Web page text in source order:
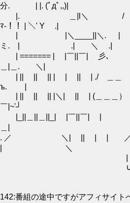
分. | |. (ﾟдﾟ,,)|
|. ＿|l＼ / ● ●
ﾏ‐！！ | ＼' Y .|
| |＼____||＼. |
ミ. | .| ＼ .|
| ======= | |￣||￣| 彡､
＿|＿. ＼|
| || || || | | || | ./ ＿＿
ъ. |
| || || || |＼| || | (＿＿＿
￣|~'┘
|_||＿||＿||_| |￣||
. ／ ＼| || | | ／
| ＼
| / )
∪ .（
＼
142:番組の途中ですがアフィサイト